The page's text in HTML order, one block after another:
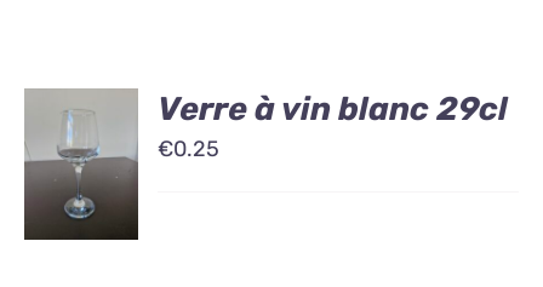
Verre à vin blanc 29cl
€0.25